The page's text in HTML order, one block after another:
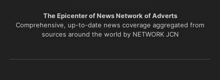
The Epicenter of News Network of Adverts
Comprehensive, up-to-date news coverage aggregated from
sources around the world by NETWORK JCN